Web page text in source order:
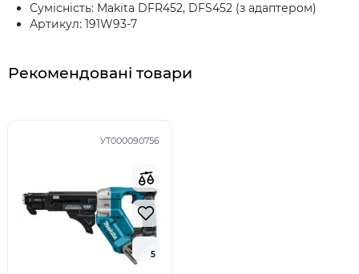
Сумісність: Makita DFR452, DFS452 (з адаптером)
Артикул: 191W93-7
Рекомендовані товари
УТ000090756
5
5